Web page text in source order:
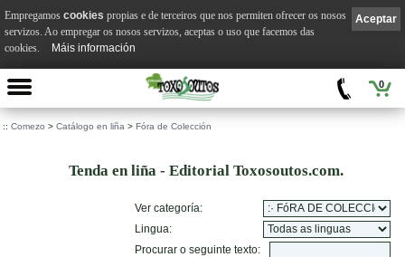
0
:: Comezo > Catálogo en liña > Fóra de Colección
Tenda en liña - Editorial Toxosoutos.com.
Ver categoría:
Lingua:
Procurar o seguinte texto:
Aceptar
Empregamos cookies propias e de terceiros que nos permiten ofrecer os nosos
servizos. Ao empregar os nosos servizos, aceptas o uso que facemos das
cookies.
Máis información